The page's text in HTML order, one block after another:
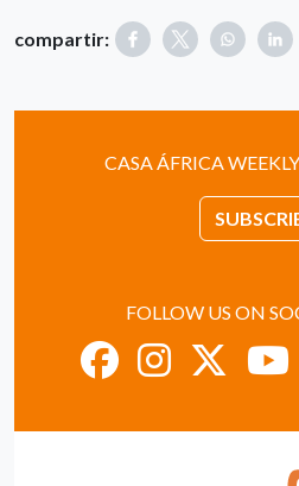
compartir:
CASA ÁFRICA
FOLLOW US ON